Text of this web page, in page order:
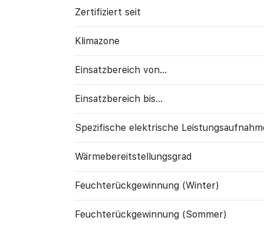
Zertifiziert seit
Klimazone
Einsatzbereich von...
Einsatzbereich bis...
Spezifische elektrische
Wärme­bereitstellungs­grad
Feuchte­rück­gewinnung (Winter)
Feuchte­rück­gewinnung (Sommer)